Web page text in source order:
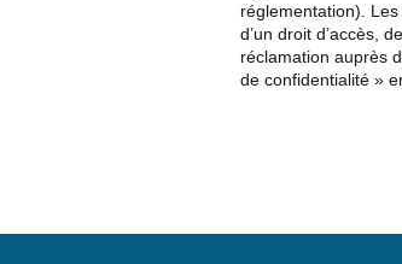
réglementation).
d’un droit d’accès,
réclamation auprès
de confidentialité »